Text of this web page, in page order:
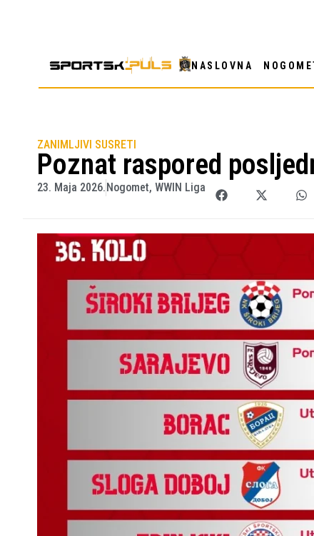
NASLOVNA
ZANIMLJIVI SUSRETI
Poznat raspored
23. Maja 2026. Nogomet, WWIN Liga